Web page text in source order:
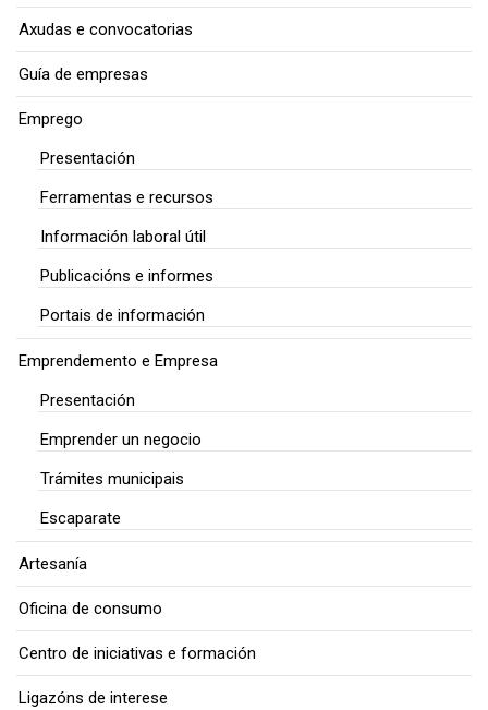
Axudas e convocatorias
Guía de empresas
Emprego
Presentación
Ferramentas e recursos
Información laboral útil
Publicacións e informes
Portais de información
Emprendemento e Empresa
Presentación
Emprender un negocio
Trámites municipais
Escaparate
Artesanía
Oficina de consumo
Centro de iniciativas e formación
Ligazóns de interese